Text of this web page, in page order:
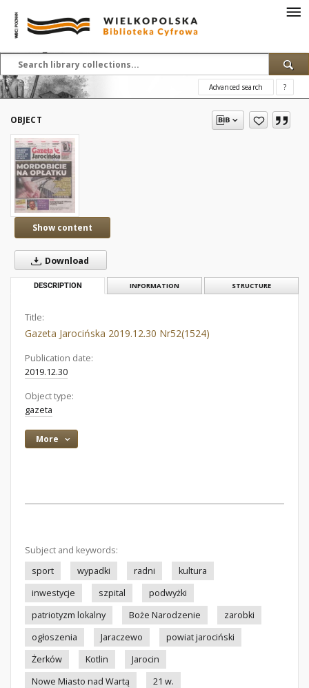
Advanced search ?
OBJECT
Show content
Download
DESCRIPTION INFORMATION STRUCTURE
Title:
Gazeta Jarocińska 2019.12.30 Nr52(1524)
Publication date:
2019.12.30
Object type:
gazeta
More
Subject and keywords:
sport
wypadki radni
kultura
inwestycje
szpital
podwyżki
patriotyzm lokalny
Boże Narodzenie
zarobki
ogłoszenia
Jaraczewo
powiat jarociński
Żerków
Kotlin
Jarocin
Nowe Miasto nad Wartą
21 w.